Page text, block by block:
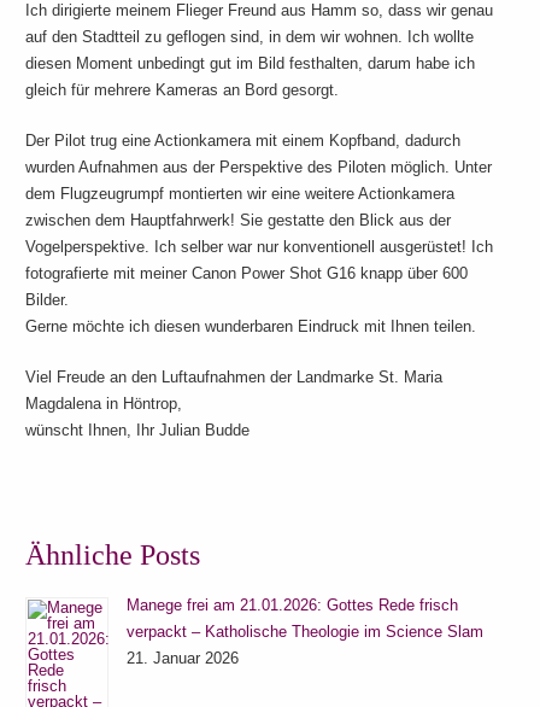
Ich dirigierte meinem Flieger Freund aus Hamm so, dass wir genau
auf den Stadtteil zu geflogen sind, in dem wir wohnen. Ich wollte
diesen Moment unbedingt gut im Bild festhalten, darum habe ich
gleich für mehrere Kameras an Bord gesorgt.
Der Pilot trug eine Actionkamera mit einem Kopfband, dadurch
wurden Aufnahmen aus der Perspektive des Piloten möglich. Unter
dem Flugzeugrumpf montierten wir eine weitere Actionkamera
zwischen dem Hauptfahrwerk! Sie gestatte den Blick aus der
Vogelperspektive. Ich selber war nur konventionell ausgerüstet! Ich
fotografierte mit meiner Canon Power Shot G16 knapp über 600
Bilder.
Gerne möchte ich diesen wunderbaren Eindruck mit Ihnen teilen.
Viel Freude an den Luftaufnahmen der Landmarke St. Maria
Magdalena in Höntrop,
wünscht Ihnen, Ihr Julian Budde
Ähnliche Posts
Manege frei am 21.01.2026: Gottes Rede frisch
verpackt – Katholische Theologie im Science Slam
21. Januar 2026